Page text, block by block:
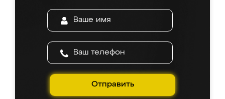
Отправить